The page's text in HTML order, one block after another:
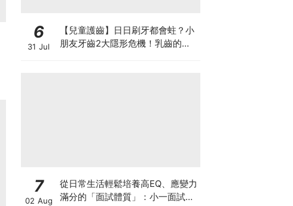
6
31 Jul
【兒童護齒】日日刷牙都會蛀？小
朋友牙齒2大隱形危機！乳齒的琺
7
02 Aug
從日常生活輕鬆培養高EQ、應變力
滿分的「面試體質」：小一面試最